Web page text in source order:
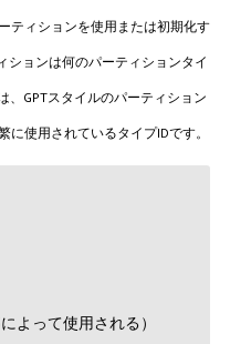
ティションを使用または初期化す
ションは何のパーティションタイ
、GPTスタイルのパーティション
使用されているタイプIDです。
よって使用される）